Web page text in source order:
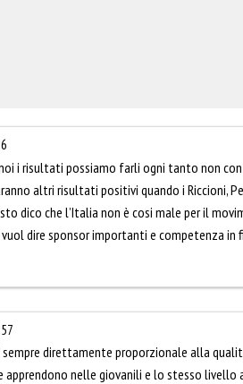
i risultati possiamo farli ogni tanto non
altri risultati positivi quando i Riccioni,
dico che l’Italia non è cosi male per il
vuol dire sponsor importanti e competenza
sempre direttamente proporzionale alla
apprendono nelle giovanili e lo stesso